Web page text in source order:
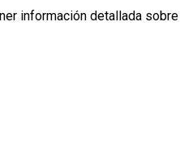
información detallada sobre